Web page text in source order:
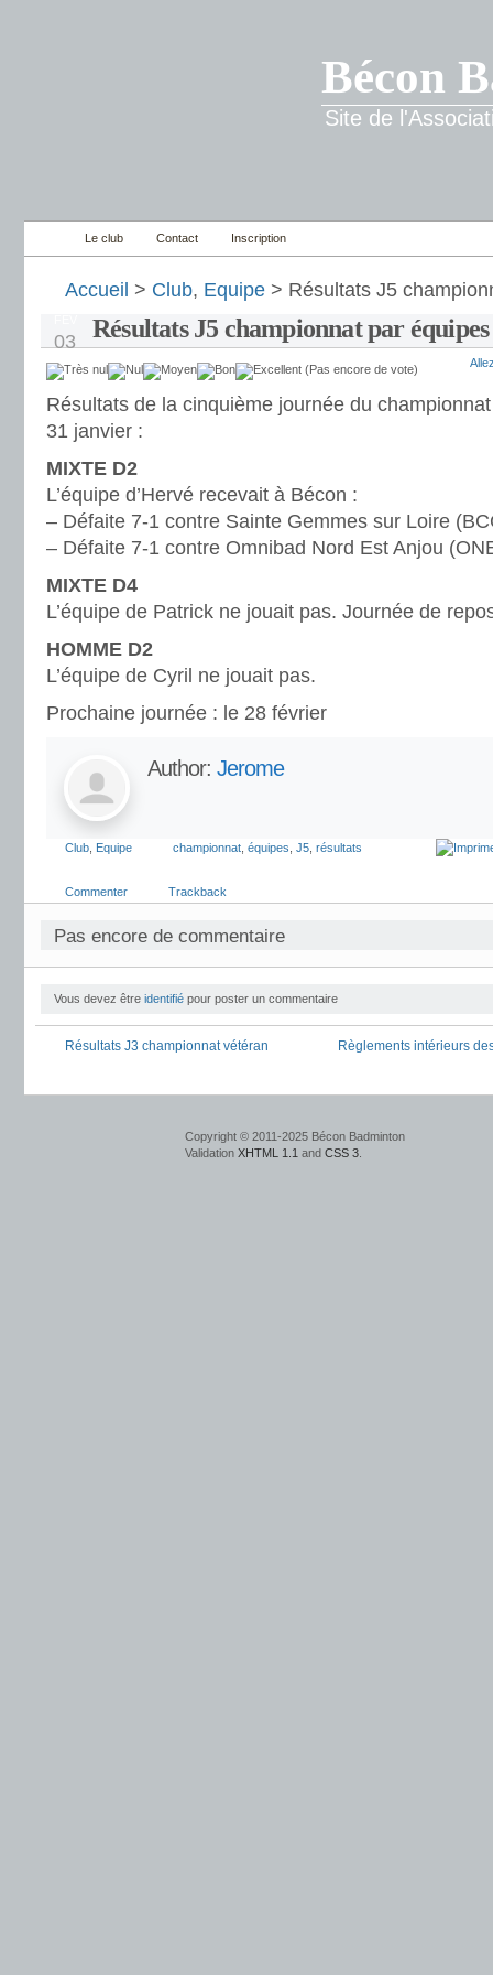
Bécon
Site de
Le club Contact Inscription
Accueil > Club, Equipe > Résultats J5
03 Résultats J5 championnat par équipes
(Pas encore de vote)
Résultats de la cinquième journée du
31 janvier :
MIXTE D2
L’équipe d’Hervé recevait à Bécon :
– Défaite 7-1 contre Sainte Gemmes sur Loire
– Défaite 7-1 contre Omnibad Nord Est Anjou
MIXTE D4
L’équipe de Patrick ne jouait pas. Journée de
HOMME D2
L’équipe de Cyril ne jouait pas.
Prochaine journée : le 28 février
Author: Jerome
Club Equipe championnat équipes J5 résultats
Commenter Trackback
Pas encore de commentaire
Vous devez être identifié pour poster un commentaire
Résultats J3 championnat vétéran Règlements intérieurs
Copyright © 2011-2025 Bécon Badminton
Validation XHTML 1.1 and CSS 3